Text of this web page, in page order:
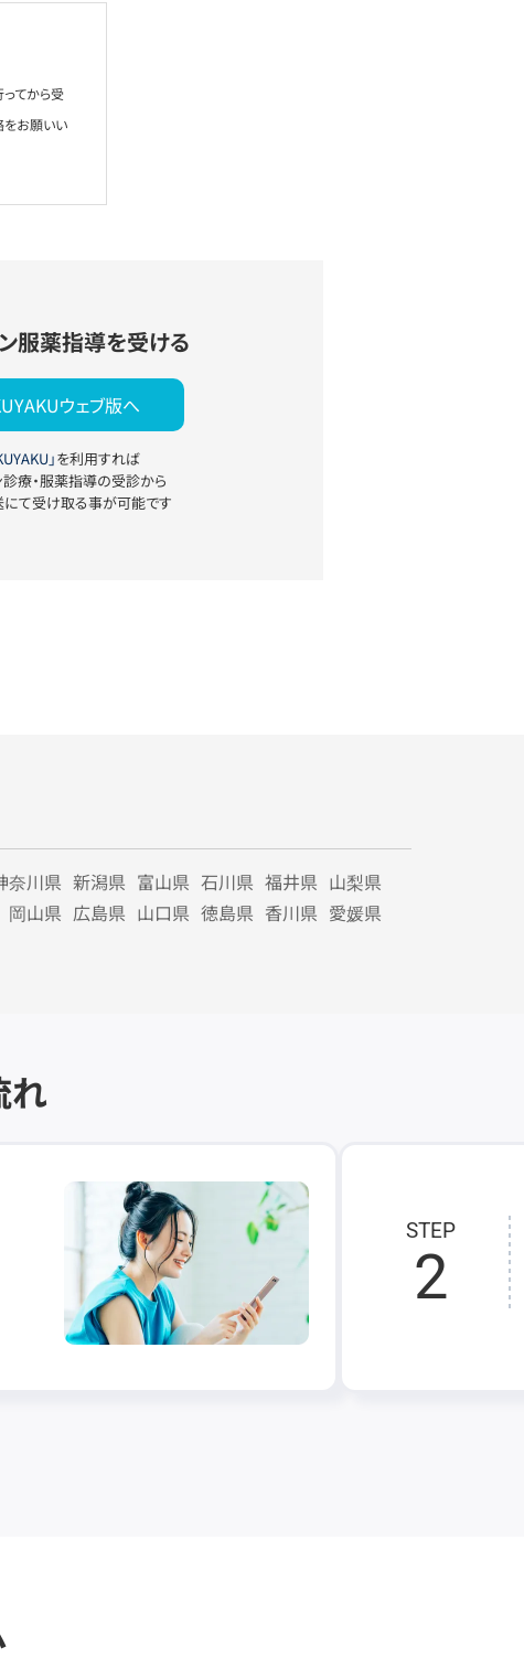
てから受
をお願いい
服薬指導を受ける
ウェブ版へ
」を利用すれば
診療・服薬指導の受診から
にて受け取る事が可能です
奈川県 新潟県 富山県 石川県 福井県 山梨県
岡山県 広島県 山口県 徳島県 香川県 愛媛県
れ
STEP
2